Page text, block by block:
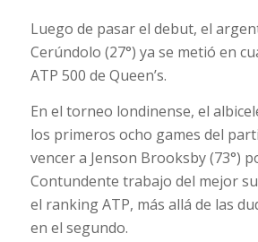
Luego de pasar el debut, el
Cerúndolo (27°) ya se metió en
ATP 500 de Queen’s.
En el torneo londinense, el
los primeros ocho games del
vencer a Jenson Brooksby (73°)
Contundente trabajo del mejor
el ranking ATP, más allá de las
en el segundo.